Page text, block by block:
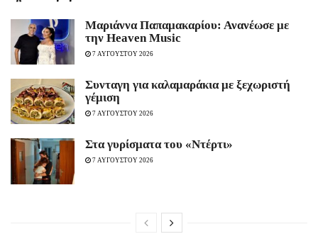
Μαριάννα Παπαμακαρίου: Ανανέωσε με
την Heaven Music
7 ΑΥΓΟΥΣΤΟΥ 2026
Συνταγη για καλαμαράκια με ξεχωριστή
γέμιση
7 ΑΥΓΟΥΣΤΟΥ 2026
Στα γυρίσματα του «Ντέρτι»
7 ΑΥΓΟΥΣΤΟΥ 2026